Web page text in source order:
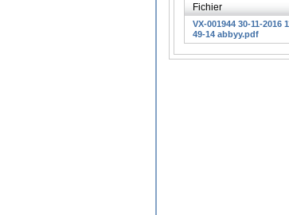
Fichier
VX-001944 30-11-2016
49-14 abbyy.pdf